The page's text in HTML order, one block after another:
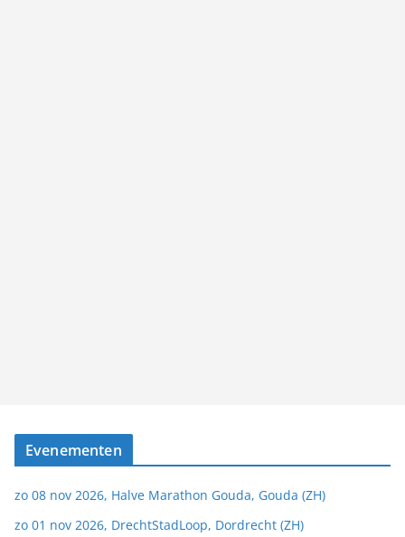
Evenementen
zo 08 nov 2026, Halve Marathon Gouda, Gouda (ZH)
zo 01 nov 2026, DrechtStadLoop, Dordrecht (ZH)